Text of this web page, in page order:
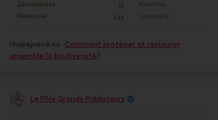
Zanedbateľné
: 12
krát
Realistické
: 239
krát
Nezahŕňa
:krát
Ľahostajný
:krát
Uverejnené na
Comment protéger et restaurer
ensemble la biodiversité?
Návrh: Le Pôle Grands Prédateurs